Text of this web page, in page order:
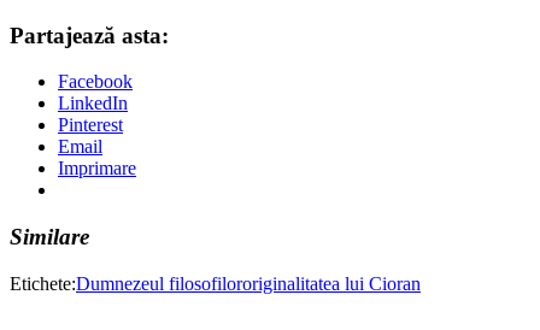
Partajează asta:
Facebook
LinkedIn
Pinterest
Email
Imprimare
Similare
Etichete:Dumnezeul filosofilororiginalitatea lui Cioran